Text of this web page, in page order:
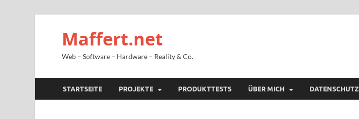
Maffert.net
Web – Software – Hardware – Reality & Co.
STARTSEITE PROJEKTE PRODUKTTESTS ÜBER MICH DATENSCHUTZ